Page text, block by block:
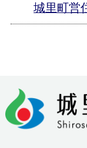
城里町営